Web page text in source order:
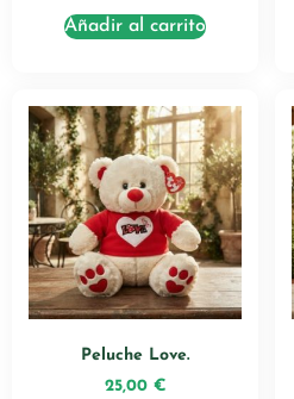
Añadir al carrito
Peluche Love.
25,00 €